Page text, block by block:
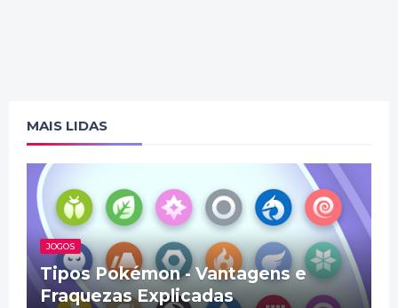
MAIS LIDAS
JOGOS
Tipos Pokémon - Vantagens e
Fraquezas Explicadas